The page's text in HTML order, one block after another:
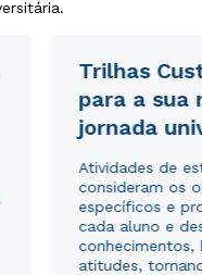
Trilhas
para a sua
jornada
Atividades de
consideram os
específicos e
cada aluno e
conhecimentos,
atitudes,